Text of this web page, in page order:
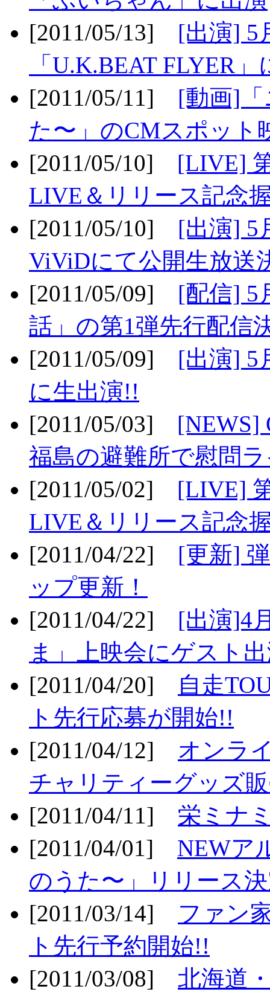
[2011/05/13] [出演] 5
「U.K.BEAT FLYER
[2011/05/11] [動画]
た〜」のCMスポット
[2011/05/10] [LIVE]
LIVE＆リリース記念
[2011/05/10] [出演] 5
ViViDにて公開生放送
[2011/05/09] [配信] 5
話」の第1弾先行配信
[2011/05/09] [出演] 5
に生出演!!
[2011/05/03] [NEWS]
福島の避難所で慰問
[2011/05/02] [LIVE]
LIVE＆リリース記念
[2011/04/22] [更新]
ップ更新！
[2011/04/22] [出演]4
ま」上映会にゲスト
[2011/04/20]
自走
ト先行応募が開始!!
[2011/04/12] オンラ
チャリティーグッズ
[2011/04/11] 栄ミナ
[2011/04/01] NEWア
のうた〜」リリース
[2011/03/14] ファン
ト先行予約開始!!
[2011/03/08] 北海道